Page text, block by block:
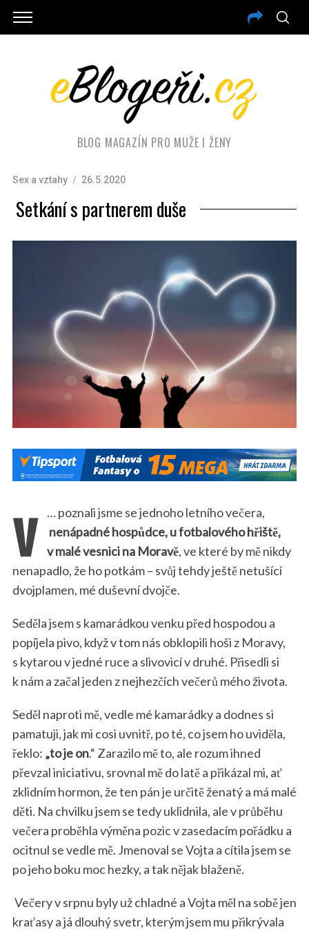
BLOG MAGAZÍN PRO MUŽE I ŽENY
Sex a vztahy 26.5.2020
Setkání s partnerem duše
… poznali jsme se jednoho letního večera,
v
nenápadné hospůdce, u fotbalového hřiště,
v malé vesnici na Moravě, ve které by mě nikdy
nenapadlo, že ho potkám – svůj tehdy ještě netušící
dvojplamen, mé duševní dvojče.
Seděla jsem s kamarádkou venku před hospodou a
popíjela pivo, když v tom nás obklopili hoši z Moravy,
s kytarou v jedné ruce a slivovicí v druhé. Přisedli si
k nám a začal jeden z nejhezčích večerů mého života.
Seděl naproti mě, vedle mé kamarádky a dodnes si
pamatuji, jak mi cosi uvnitř, po té, co jsem ho uviděla,
řeklo: „to je on.“ Zarazilo mě to, ale rozum ihned
převzal iniciativu, srovnal mě do latě a přikázal mi, ať
zklidním hormon, že ten pán je určitě ženatý a má malé
děti. Na chvilku jsem se tedy uklidnila, ale v průběhu
večera proběhla výměna pozic v zasedacím pořádku a
ocitnul se vedle mě. Jmenoval se Vojta a cítila jsem se
po jeho boku moc hezky, a tak nějak blaženě.
Večery v srpnu byly už chladné a Vojta měl na sobě jen
kraťasy a já dlouhý svetr, kterým jsem mu přikrývala